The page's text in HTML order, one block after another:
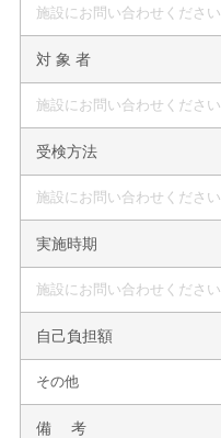
施設にお問い合わせください
対 象 者
施設にお問い合わせください
受検方法
施設にお問い合わせください
実施時期
施設にお問い合わせください
自己負担額
その他
備 考